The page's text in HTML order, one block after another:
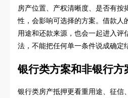
房产位置、产权清晰度、是否有按
性，会影响可选择的方案。借款人
用途和还款来源，也会一起进入评
法，不能把任何单一条件说成确定
银行类方案和非银行
银行类房产抵押更看重用途、征信